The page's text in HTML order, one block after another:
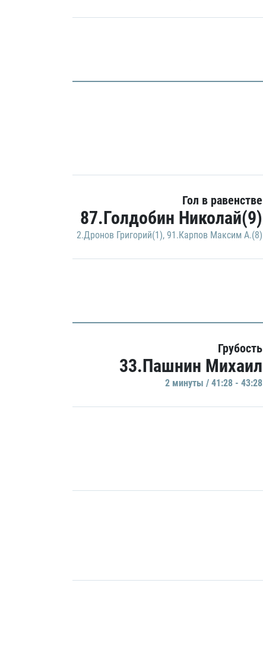
Гол в равенстве
87.Голдобин Николай(9)
2.Дронов Григорий(1), 91.Карпов Максим А.(8)
Грубость
33.Пашнин Михаил
2 минуты / 41:28 - 43:28